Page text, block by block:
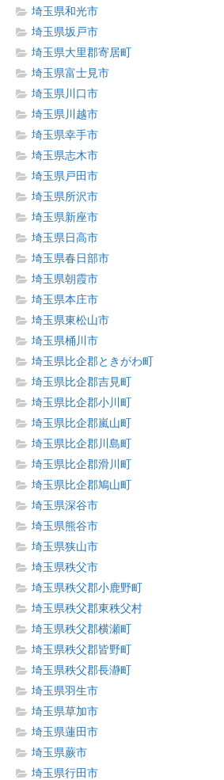
埼玉県和光市
埼玉県坂戸市
埼玉県大里郡寄居町
埼玉県富士見市
埼玉県川口市
埼玉県川越市
埼玉県幸手市
埼玉県志木市
埼玉県戸田市
埼玉県所沢市
埼玉県新座市
埼玉県日高市
埼玉県春日部市
埼玉県朝霞市
埼玉県本庄市
埼玉県東松山市
埼玉県桶川市
埼玉県比企郡ときがわ町
埼玉県比企郡吉見町
埼玉県比企郡小川町
埼玉県比企郡嵐山町
埼玉県比企郡川島町
埼玉県比企郡滑川町
埼玉県比企郡鳩山町
埼玉県深谷市
埼玉県熊谷市
埼玉県狭山市
埼玉県秩父市
埼玉県秩父郡小鹿野町
埼玉県秩父郡東秩父村
埼玉県秩父郡横瀬町
埼玉県秩父郡皆野町
埼玉県秩父郡長瀞町
埼玉県羽生市
埼玉県草加市
埼玉県蓮田市
埼玉県蕨市
埼玉県行田市